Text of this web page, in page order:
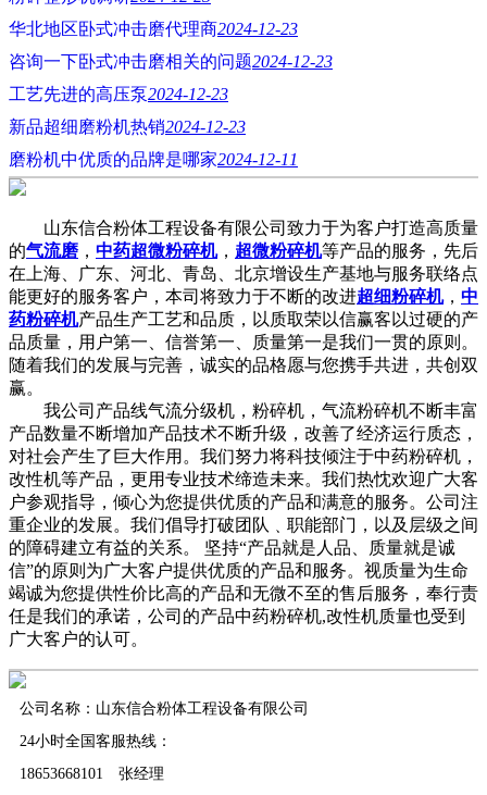
华北地区卧式冲击磨代理商2024-12-23
咨询一下卧式冲击磨相关的问题2024-12-23
工艺先进的高压泵2024-12-23
新品超细磨粉机热销2024-12-23
磨粉机中优质的品牌是哪家2024-12-11
山东信合粉体工程设备有限公司致力于为客户打造高质量
的气流磨 ， 中药超微粉碎机， 超微粉碎机等产品的服务，先后
在上海、广东、河北、青岛、北京增设生产基地与服务联络点
能更好的服务客户，本司将致力于不断的改进超细粉碎机， 中
药粉碎机产品生产工艺和品质，以质取荣以信赢客以过硬的产
品质量，用户第一、信誉第一、质量第一是我们一贯的原则。
随着我们的发展与完善，诚实的品格愿与您携手共进，共创双
赢。
我公司产品线气流分级机，粉碎机，气流粉碎机不断丰富
产品数量不断增加产品技术不断升级，改善了经济运行质态，
对社会产生了巨大作用。我们努力将科技倾注于中药粉碎机，
改性机等产品，更用专业技术缔造未来。我们热忱欢迎广大客
户参观指导，倾心为您提供优质的产品和满意的服务。公司注
重企业的发展。我们倡导打破团队﹑职能部门，以及层级之间
的障碍建立有益的关系。 坚持“产品就是人品、质量就是诚
信”的原则为广大客户提供优质的产品和服务。视质量为生命
竭诚为您提供性价比高的产品和无微不至的售后服务，奉行责
任是我们的承诺，公司的产品中药粉碎机,改性机质量也受到
广大客户的认可。
公司名称：山东信合粉体工程设备有限公司
24小时全国客服热线：
18653668101 张经理